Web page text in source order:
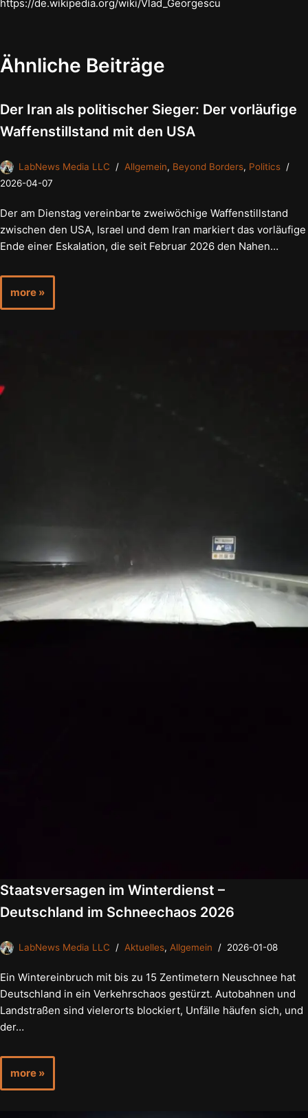
https://de.wikipedia.org/wiki/Vlad_Georgescu
Ähnliche Beiträge
Der Iran als politischer Sieger: Der vorläufige
Waffenstillstand mit den USA
LabNews Media LLC Allgemein, Beyond Borders, Politics
2026-04-07
Der am Dienstag vereinbarte zweiwöchige Waffenstillstand
zwischen den USA, Israel und dem Iran markiert das vorläufige
Ende einer Eskalation, die seit Februar 2026 den Nahen…
more »
Staatsversagen im Winterdienst –
Deutschland im Schneechaos 2026
LabNews Media LLC Aktuelles, Allgemein 2026-01-08
Ein Wintereinbruch mit bis zu 15 Zentimetern Neuschnee hat
Deutschland in ein Verkehrschaos gestürzt. Autobahnen und
Landstraßen sind vielerorts blockiert, Unfälle häufen sich, und
der…
more »